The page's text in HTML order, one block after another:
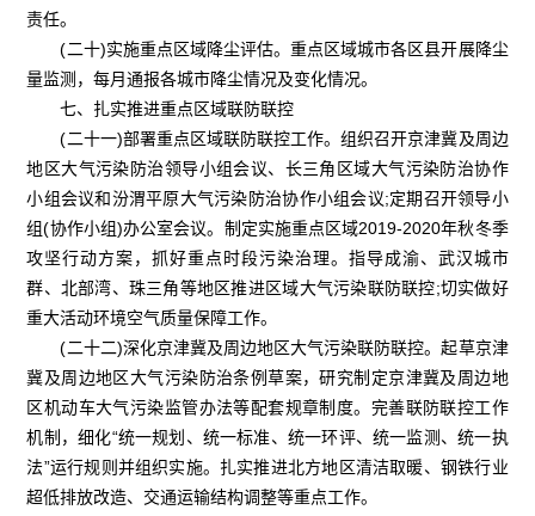
责任。
(二十)实施重点区域降尘评估。重点区域城市各区县开展降尘
量监测，每月通报各城市降尘情况及变化情况。
七、扎实推进重点区域联防联控
(二十一)部署重点区域联防联控工作。组织召开京津冀及周边
地区大气污染防治领导小组会议、长三角区域大气污染防治协作
小组会议和汾渭平原大气污染防治协作小组会议;定期召开领导小
组(协作小组)办公室会议。制定实施重点区域2019-2020年秋冬季
攻坚行动方案，抓好重点时段污染治理。指导成渝、武汉城市
群、北部湾、珠三角等地区推进区域大气污染联防联控;切实做好
重大活动环境空气质量保障工作。
(二十二)深化京津冀及周边地区大气污染联防联控。起草京津
冀及周边地区大气污染防治条例草案，研究制定京津冀及周边地
区机动车大气污染监管办法等配套规章制度。完善联防联控工作
机制，细化“统一规划、统一标准、统一环评、统一监测、统一执
法”运行规则并组织实施。扎实推进北方地区清洁取暖、钢铁行业
超低排放改造、交通运输结构调整等重点工作。